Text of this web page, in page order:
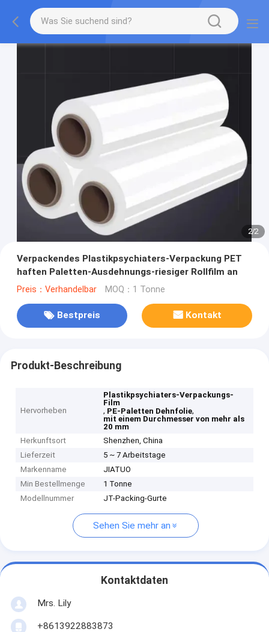
2/2
Verpackendes Plastikpsychiaters-Verpackung PET
haften Paletten-Ausdehnungs-riesiger Rollfilm an
Preis：Verhandelbar MOQ：1 Tonne
Bestpreis Kontakt
Produkt-Beschreibung
Hervorheben
Plastikpsychiaters-Verpackungs-
Film
, PE-Paletten Dehnfolie,
mit einem Durchmesser von mehr als
20 mm
Herkunftsort
Shenzhen, China
Lieferzeit
5 ~ 7 Arbeitstage
Markenname
JIATUO
Min Bestellmenge
1 Tonne
Modellnummer
JT-Packing-Gurte
Sehen Sie mehr an
Kontaktdaten
Mrs. Lily
+8613922883873